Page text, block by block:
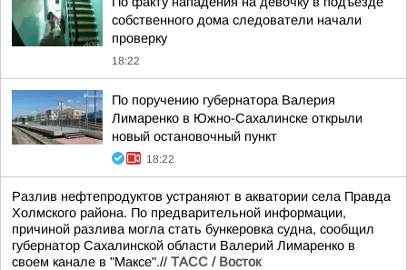
собственного дома следователи начали
проверку
18:22
По поручению губернатора Валерия
Лимаренко в Южно-Сахалинске открыли
новый остановочный пункт
18:22
Разлив нефтепродуктов устраняют в акватории села Правда
Холмского района. По предварительной информации,
причиной разлива могла стать бункеровка судна, сообщил
губернатор Сахалинской области Валерий Лимаренко в
своем канале в "Максе".// ТАСС / Восток